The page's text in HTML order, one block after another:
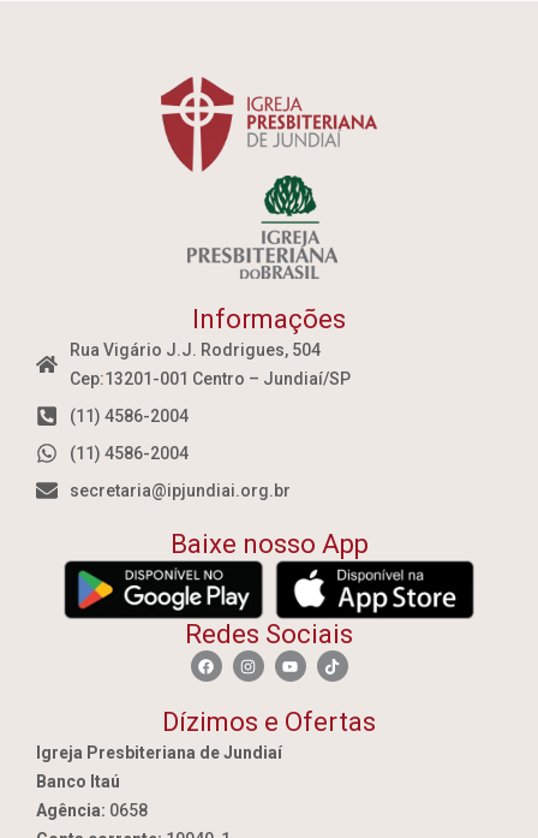
Informações
Rua Vigário J.J. Rodrigues, 504
Cep:13201-001 Centro – Jundiaí/SP
(11) 4586-2004
(11) 4586-2004
secretaria@ipjundiai.org.br
Baixe nosso App
Redes Sociais
Dízimos e Ofertas
Igreja Presbiteriana de Jundiaí
Banco Itaú
Agência: 0658